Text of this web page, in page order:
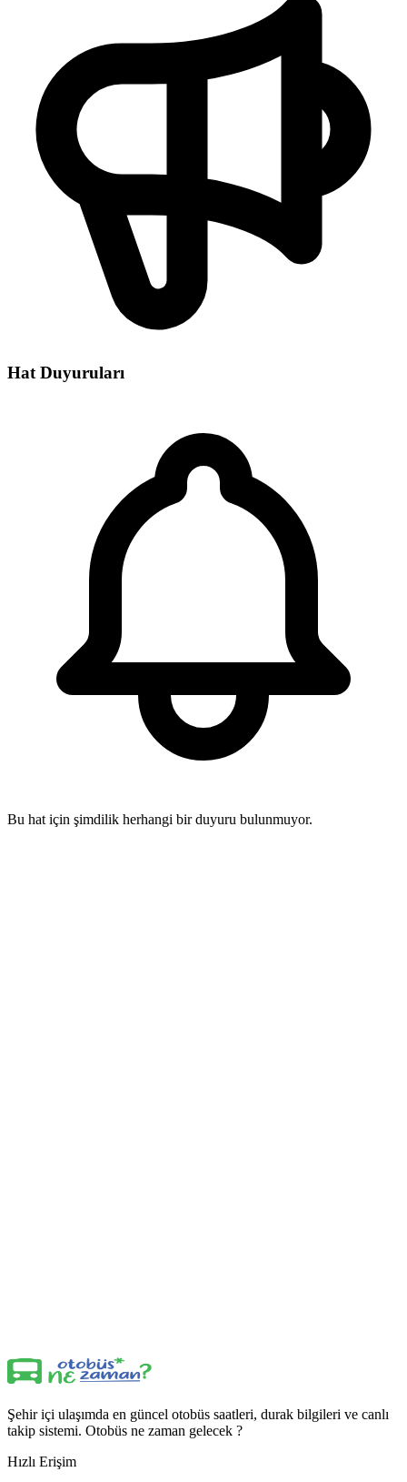
Hat Duyuruları
Bu hat için şimdilik herhangi bir duyuru bulunmuyor.
Şehir içi ulaşımda en güncel otobüs saatleri, durak bilgileri ve canlı
takip sistemi. Otobüs ne zaman gelecek ?
Hızlı Erişim